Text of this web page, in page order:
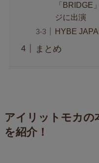
「BRIDGE
ジに出演
HYBE
まとめ
アイリットモカの
を紹介！